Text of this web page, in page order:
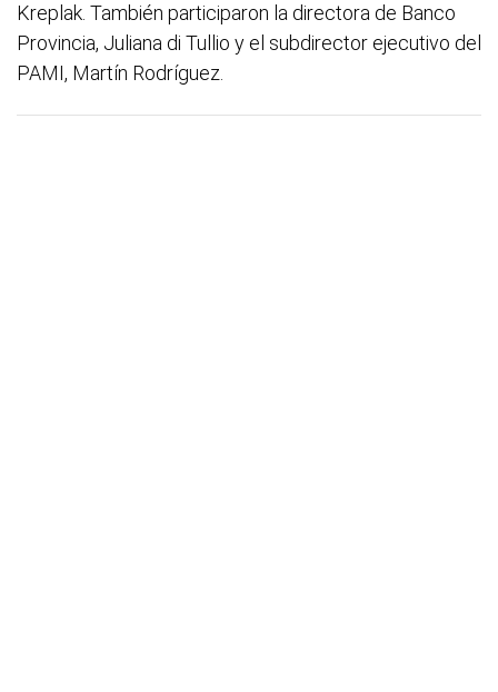
Kreplak. También participaron la directora de Banco
Provincia, Juliana di Tullio y el subdirector ejecutivo del
PAMI, Martín Rodríguez.